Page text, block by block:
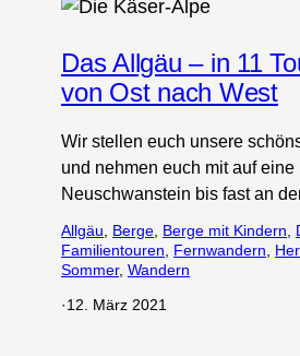
Das Allgäu – in 11
von Ost nach West
Wir stellen euch unsere
und nehmen euch mit auf
Neuschwanstein bis fast an
Allgäu Berge Berge mit Kindern
Familientouren
Fernwandern
Sommer, Wandern
·12. März 2021